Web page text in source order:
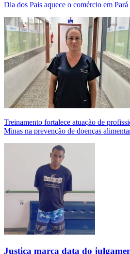
Dia dos Pais aquece o comércio em
Treinamento fortalece atuação de
Minas na prevenção de doenças
Justiça marca data do